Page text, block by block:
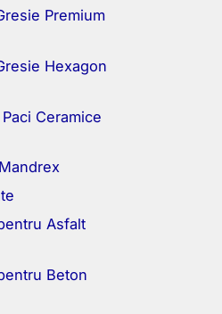
Premium
Hexagon
Ceramice
Asfalt
Beton